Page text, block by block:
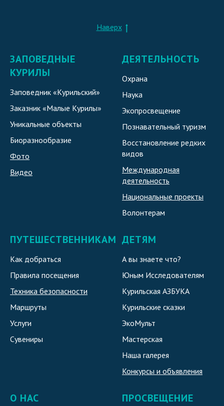
Наверх
ЗАПОВЕДНЫЕ
КУРИЛЫ
Заповедник «Курильский»
Заказник «Малые Курилы»
Уникальные объекты
Биоразнообразие
Фото
Видео
ДЕЯТЕЛЬНОСТЬ
Охрана
Наука
Экопросвещение
Познавательный туризм
Восстановление редких
видов
Международная
деятельность
Национальные проекты
Волонтерам
ПУТЕШЕСТВЕННИКАМ
Как добраться
Правила посещения
Техника безопасности
Маршруты
Услуги
Сувениры
ДЕТЯМ
А вы знаете что?
Юным Исследователям
Курильская АЗБУКА
Курильские сказки
ЭкоМульт
Мастерская
Наша галерея
Конкурсы и объявления
О НАС ПРОСВЕЩЕНИЕ